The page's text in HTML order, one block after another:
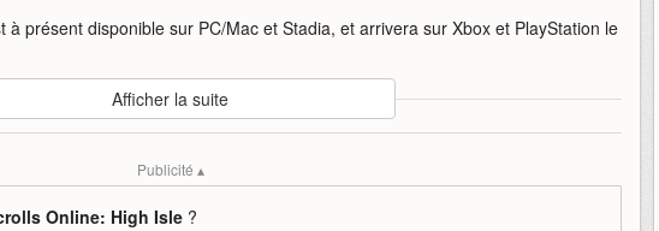
à présent disponible sur PC/Mac et Stadia, et arrivera sur Xbox et PlayStation le
Afficher la suite
Publicité ▴
Online: High Isle ?